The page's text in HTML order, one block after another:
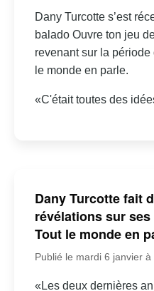
Dany Turcotte s’est
balado Ouvre ton jeu
revenant sur la
le monde en parle.
«C'était toutes des
Dany Turcotte fait
révélations sur
Tout le monde en
Publié le mardi 6 janvier à
«Les deux dernières